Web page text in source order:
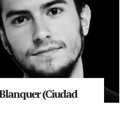
(Ciudad